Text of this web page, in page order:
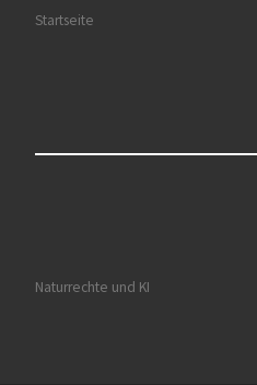
Startseite
Naturrechte und KI